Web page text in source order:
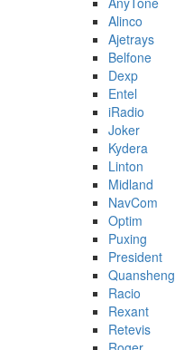
Alinco
Ajetrays
Belfone
Dexp
Entel
iRadio
Joker
Kydera
Linton
Midland
NavCom
Optim
Puxing
President
Quansheng
Racio
Rexant
Retevis